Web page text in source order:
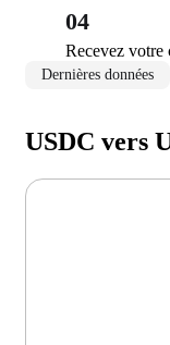
04
Recevez votre
Dernières données
USDC vers